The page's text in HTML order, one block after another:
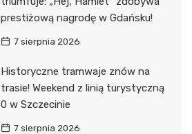
prestiżową nagrodę w Gdańsku!
7 sierpnia 2026
Historyczne tramwaje znów na
trasie! Weekend z linią turystyczną
0 w Szczecinie
7 sierpnia 2026